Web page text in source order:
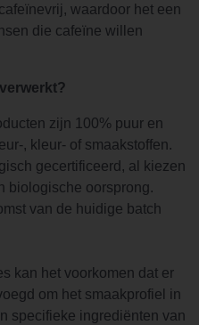
waardoor het een
die cafeïne willen
zijn 100% puur en
, kleur- of smaakstoffen.
gecertificeerd, al kiezen
biologische oorsprong.
van de huidige batch
kan het voorkomen dat er
om het smaakprofiel in
specifieke ingrediënten van